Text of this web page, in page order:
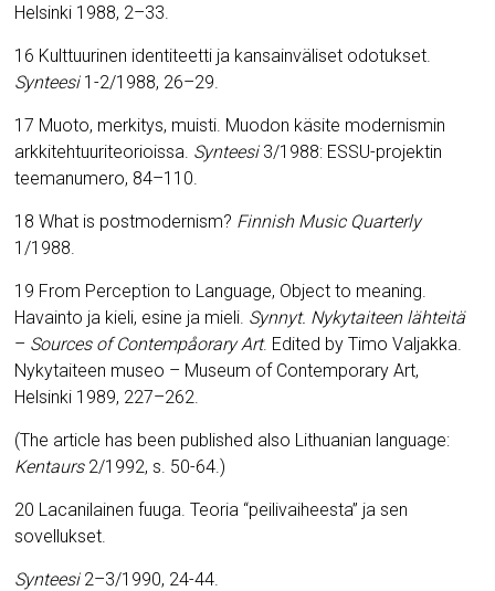
Helsinki 1988, 2–33.
16 Kulttuurinen identiteetti ja kansainväliset odotukset.
Synteesi1-2/1988, 26–29.
17 Muoto, merkitys, muisti. Muodon käsite modernismin
arkkitehtuuriteorioissa. Synteesi3/1988: ESSU-projektin
teemanumero, 84–1 10.
18 What is postmodernism? Finnish Music Quarterly
1/1988.
19 From Perception to Language, Object to meaning.
Havainto ja kieli, esine ja mieli. Synnyt. Nykytaiteen lähteitä
– Sources of Contempåorary Art. Edited by Timo Valjakka.
Nykytaiteen museo – Museum of Contemporary Art,
Helsinki 1989, 227–262.
(The article has been published also Lithuanian language:
Kentaurs2/1992, s. 50-64.)
20 Lacanilainen fuuga. Teoria “peilivaiheesta” ja sen
sovellukset.
Synteesi2–3/1990, 24-44.